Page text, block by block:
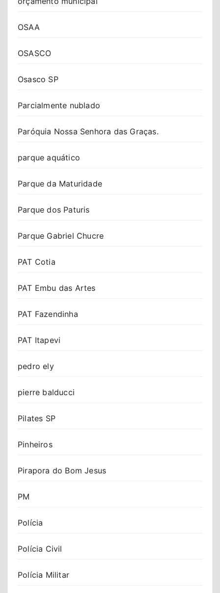
OSAA
OSASCO
Osasco SP
Parcialmente nublado
Paróquia Nossa Senhora das Graças.
parque aquático
Parque da Maturidade
Parque dos Paturis
Parque Gabriel Chucre
PAT Cotia
PAT Embu das Artes
PAT Fazendinha
PAT Itapevi
pedro ely
pierre balducci
Pilates SP
Pinheiros
Pirapora do Bom Jesus
PM
Polícia
Polícia Civil
Polícia Militar